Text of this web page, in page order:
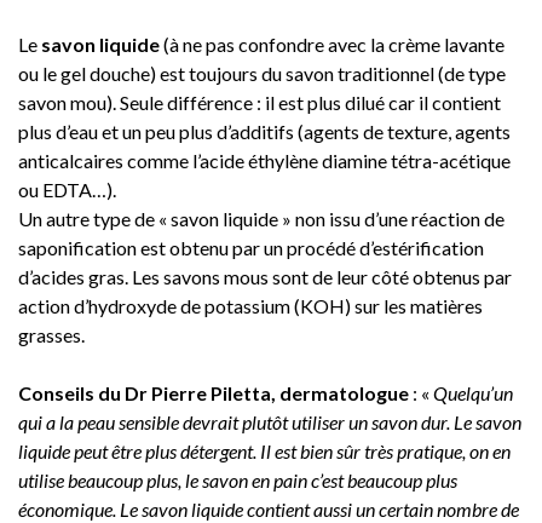
Le savon liquide(à ne pas confondre avec la crème lavante
ou le gel douche) est toujours du savon traditionnel (de type
savon mou). Seule différence : il est plus dilué car il contient
plus d’eau et un peu plus d’additifs (agents de texture, agents
anticalcaires comme l’acide éthylène diamine tétra-acétique
ou EDTA…).
Un autre type de « savon liquide » non issu d’une réaction de
saponification est obtenu par un procédé d’estérification
d’acides gras. Les savons mous sont de leur côté obtenus par
action d’hydroxyde de potassium (KOH) sur les matières
grasses.
Conseils du Dr Pierre Piletta, dermatologue : « Quelqu’un
qui a la peau sensible devrait plutôt utiliser un savon dur. Le savon
liquide peut être plus détergent. Il est bien sûr très pratique, on en
utilise beaucoup plus, le savon en pain c’est beaucoup plus
économique. Le savon liquide contient aussi un certain nombre de